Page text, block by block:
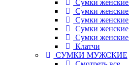
Сумки
Сумки женские
Сумки женские
Сумки женские
Сумки женские
Клатчи
СУМКИ МУЖСКИЕ